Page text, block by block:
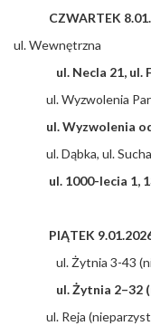
CZWARTEK
ul. Wewnętrzna
ul. Necla 21,
ul. Wyzwolenia
ul. Wyzwolenia
ul. Dąbka, ul.
ul. 1000-lecia 1,
PIĄTEK
ul. Żytnia 3-43
ul. Żytnia
ul. Reja